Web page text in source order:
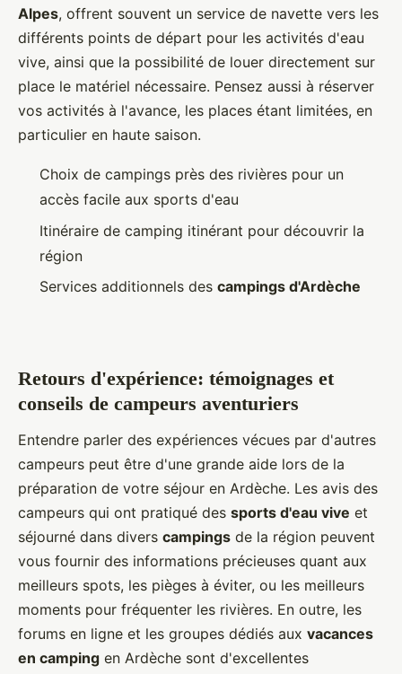
Alpes, offrent souvent un service de navette vers les
différents points de départ pour les activités d'eau
vive, ainsi que la possibilité de louer directement sur
place le matériel nécessaire. Pensez aussi à réserver
vos activités à l'avance, les places étant limitées, en
particulier en haute saison.
Choix de campings près des rivières pour un
accès facile aux sports d'eau
Itinéraire de camping itinérant pour découvrir la
région
Services additionnels des campings d'Ardèche
Retours d'expérience: témoignages et
conseils de campeurs aventuriers
Entendre parler des expériences vécues par d'autres
campeurs peut être d'une grande aide lors de la
préparation de votre séjour en Ardèche. Les avis des
campeurs qui ont pratiqué des sports d'eau vive et
séjourné dans divers campings de la région peuvent
vous fournir des informations précieuses quant aux
meilleurs spots, les pièges à éviter, ou les meilleurs
moments pour fréquenter les rivières. En outre, les
forums en ligne et les groupes dédiés aux vacances
en camping en Ardèche sont d'excellentes